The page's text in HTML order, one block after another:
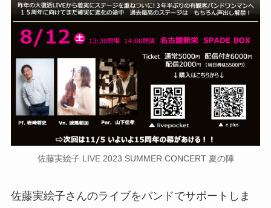
佐藤実絵子 LIVE 2023 SUMMER CONCERT 夏の陣
佐藤実絵子さんのライブをバンドでサポートしま